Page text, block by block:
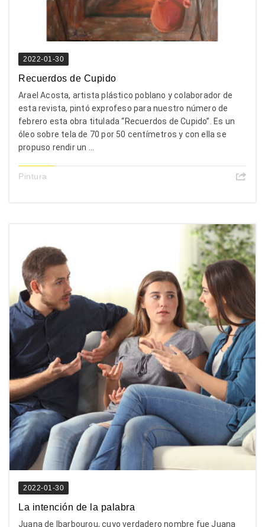
2022-01-30
Recuerdos de Cupido
Arael Acosta, artista plástico poblano y colaborador de
esta revista, pintó exprofeso para nuestro número de
febrero esta obra titulada “Recuerdos de Cupido”. Es un
óleo sobre tela de 70 por 50 centímetros y con ella se
propuso rendir un ...
Pintura
2022-01-30
La intención de la palabra
Juana de Ibarbourou, cuyo verdadero nombre fue Juana